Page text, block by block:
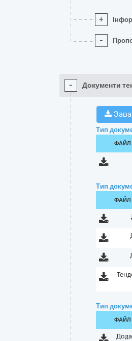
+
-
- Документи
Тип
ФАЙЛ
Тип
ФАЙЛ
Тип
ФАЙЛ